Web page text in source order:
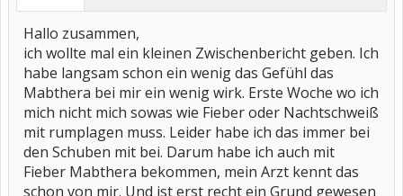
Hallo zusammen,
ich wollte mal ein kleinen Zwischenbericht geben. Ich
habe langsam schon ein wenig das Gefühl das
Mabthera bei mir ein wenig wirk. Erste Woche wo ich
mich nicht mich sowas wie Fieber oder Nachtschweiß
mit rumplagen muss. Leider habe ich das immer bei
den Schuben mit bei. Darum habe ich auch mit
Fieber Mabthera bekommen, mein Arzt kennt das
schon von mir. Und ist erst recht ein Grund gewesen